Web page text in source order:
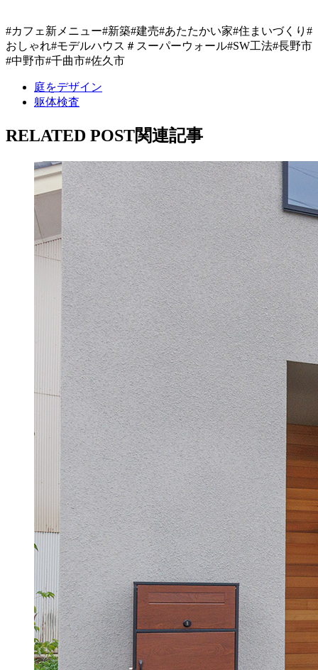
#カフェ新メニュー#新築#建売#あたたかい家#住まいづくり#
おしゃれ#モデルハウス＃スーパーウォール#SW工法#長野市
#中野市#千曲市#佐久市
庭をデザイン
躯体検査
RELATED POST関連記事